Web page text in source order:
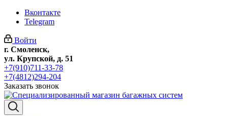
Вконтакте
Telegram
Войти
г. Смоленск,
ул. Крупской, д. 51
+7(910)711-33-78
+7(4812)294-204
Заказать звонок